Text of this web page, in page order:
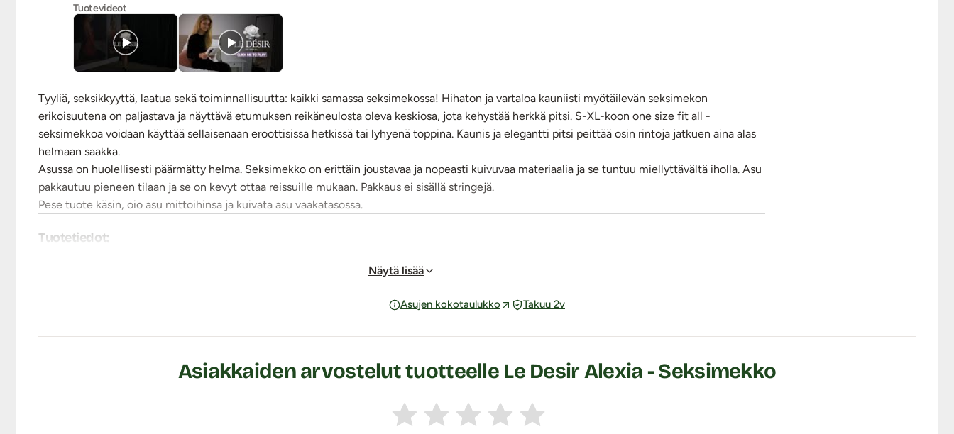
Tuotevideot
Tyyliä, seksikkyyttä, laatua sekä toiminnallisuutta: kaikki samassa seksimekossa! Hihaton ja vartaloa kauniisti myötäilevän seksimekon
erikoisuutena on paljastava ja näyttävä etumuksen reikäneulosta oleva keskiosa, jota kehystää herkkä pitsi. S-XL-koon one size fit all -
seksimekkoa voidaan käyttää sellaisenaan eroottisissa hetkissä tai lyhyenä toppina. Kaunis ja elegantti pitsi peittää osin rintoja jatkuen aina alas
helmaan saakka.
Asussa on huolellisesti päärmätty helma. Seksimekko on erittäin joustavaa ja nopeasti kuivuvaa materiaalia ja se tuntuu miellyttävältä iholla. Asu
pakkautuu pieneen tilaan ja se on kevyt ottaa reissuille mukaan. Pakkaus ei sisällä stringejä.
Pese tuote käsin, oio asu mittoihinsa ja kuivata asu vaakatasossa.
Tuotetiedot:
Lähetyspaketin koko: 20 x 11 x 9 cm
Näytä lisää
Asujen kokotaulukko Takuu 2v
Asiakkaiden arvostelut tuotteelle Le Desir Alexia - Seksimekko